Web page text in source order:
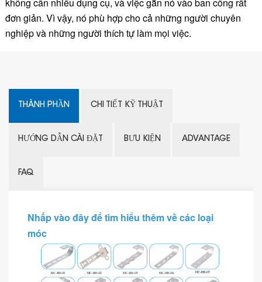
đơn giản. Vì vậy, nó phù hợp cho cả những người chuyên
nghiệp và những người thích tự làm mọi việc.
THÀNH PHẦN CHI TIẾT KỸ THUẬT
HƯỚNG DẪN CÀI ĐẶT BƯU KIỆN ADVANTAGE
FAQ
Nhấp vào đây để tìm hiểu thêm về các loại
móc